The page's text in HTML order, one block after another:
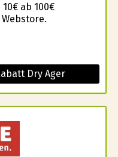
ab 100€
Dry Ager